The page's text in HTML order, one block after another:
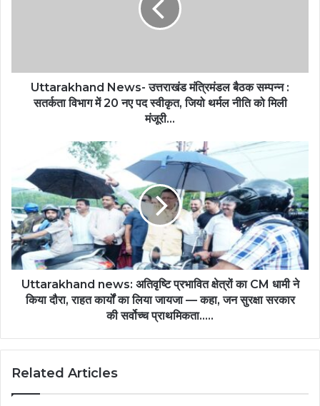
Uttarakhand News- उत्तराखंड मंत्रिमंडल बैठक सम्पन्न :
सतर्कता विभाग में 20 नए पद स्वीकृत, जियो थर्मल नीति को मिली
मंजूरी...
Uttarakhand news: अतिवृष्टि प्रभावित क्षेत्रों का CM धामी ने
किया दौरा, राहत कार्यों का लिया जायजा — कहा, जन सुरक्षा सरकार
की सर्वोच्च प्राथमिकता.....
Related Articles